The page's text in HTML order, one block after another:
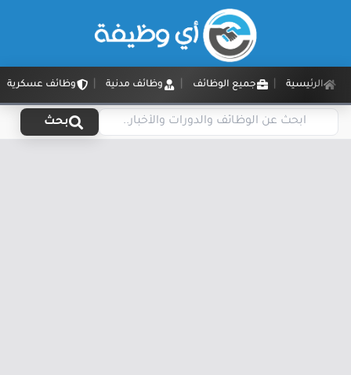
الرئيسية جميع الوظائف وظائف مدنية وظائف عسكرية
بحث